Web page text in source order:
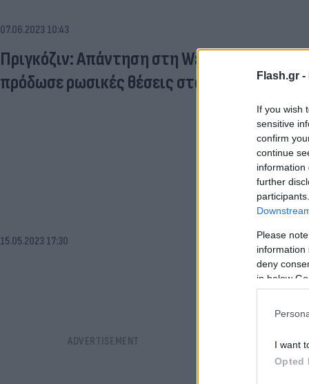
Flash.gr -
If you wish
sensitive
confirm
continue
information
further
Please
information
deny
in below
I want
Opted
07.06.2023 10:43
Πριγκόζιν: Απάντηση στη Washington Post
πρόδωσε ρωσικές θέσεις στους Ουκρανούς
15.05.2023 17:30